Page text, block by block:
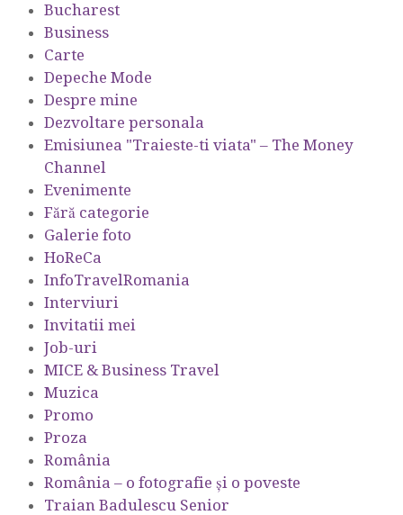
Bucharest
Business
Carte
Depeche Mode
Despre mine
Dezvoltare personala
Emisiunea "Traieste-ti viata" – The Money
Channel
Evenimente
Fără categorie
Galerie foto
HoReCa
InfoTravelRomania
Interviuri
Invitatii mei
Job-uri
MICE & Business Travel
Muzica
Promo
Proza
România
România – o fotografie şi o poveste
Traian Badulescu Senior